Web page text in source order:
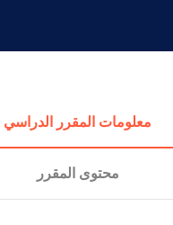
معلومات المقرر الدراسي
محتوى المقرر